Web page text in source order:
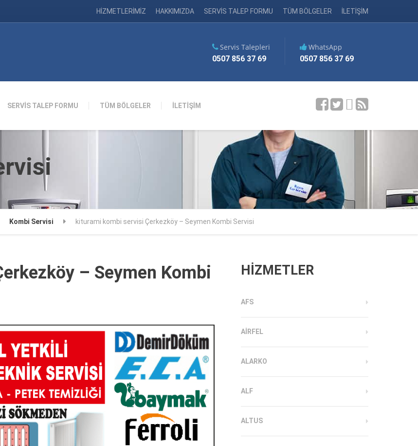
HİZMETLERİMİZ HAKKIMIZDA SERVİS TALEP FORMU TÜM BÖLGELER İLETİŞİM
SERVİS TALEP FORMU TÜM BÖLGELER İLETİŞİM
Servis Talepleri
0507 856 37 69
WhatsApp
0507 856 37 69
Kombi Servisi kiturami kombi servisi Çerkezköy – Seymen Kombi Servisi
– Seymen Kombi
HİZMETLER
AFS
AIRFEL
ALARKO
ALF
ALTUS